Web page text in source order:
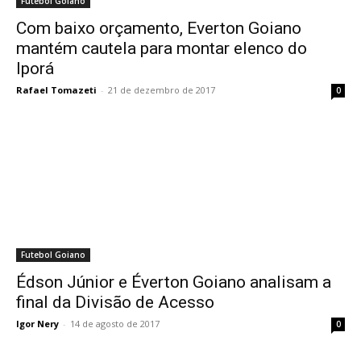
Com baixo orçamento, Everton Goiano
mantém cautela para montar elenco do
Iporá
Rafael Tomazeti - 21 de dezembro de 2017 0
Futebol Goiano
Édson Júnior e Éverton Goiano analisam a
final da Divisão de Acesso
Igor Nery - 14 de agosto de 2017 0